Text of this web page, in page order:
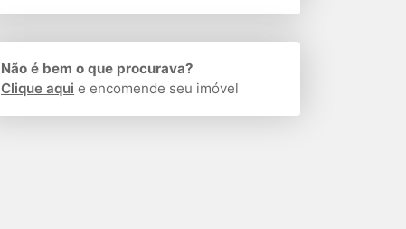
Não é bem o que procurava?
Clique aqui e encomende seu imóvel